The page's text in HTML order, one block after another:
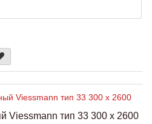
Viessmann тип 33 300 x 2600